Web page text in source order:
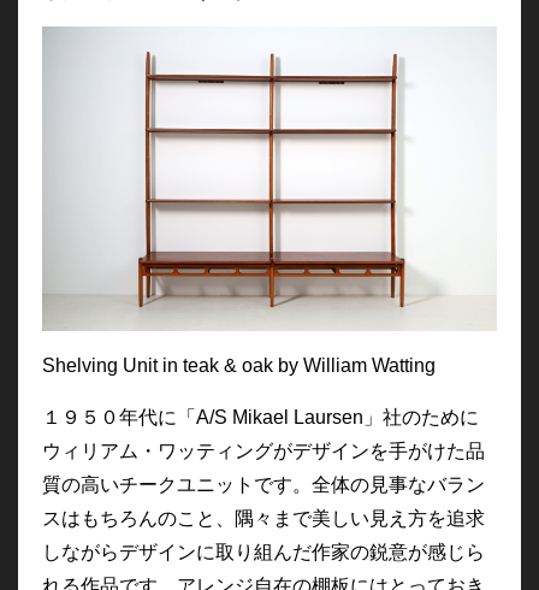
Shelving Unit in teak & oak by William Watting
１９５０年代に「A/S Mikael Laursen」社のために
ウィリアム・ワッティングがデザインを手がけた品
質の高いチークユニットです。全体の見事なバラン
スはもちろんのこと、隅々まで美しい見え方を追求
しながらデザインに取り組んだ作家の鋭意が感じら
れる作品です。アレンジ自在の棚板にはとっておき